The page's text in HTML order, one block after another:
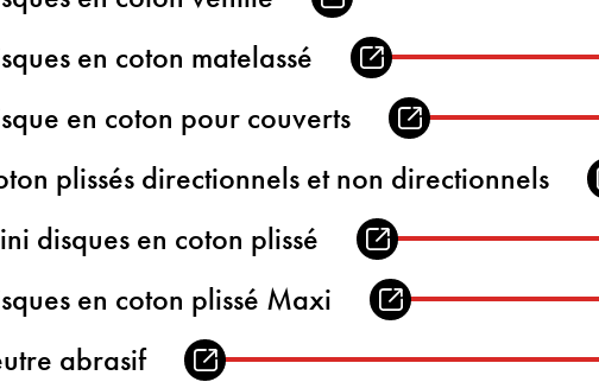
en coton matelassé
en coton pour couverts
plissés directionnels et non directionnels
disques en coton plissé
en coton plissé Maxi
abrasif